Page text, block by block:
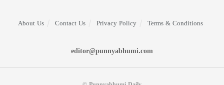
About Us Contact Us Privacy Policy Terms & Conditions
editor@punnyabhumi.com